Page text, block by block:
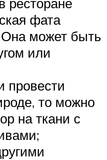
фата
может быть
или
то можно
на ткани с